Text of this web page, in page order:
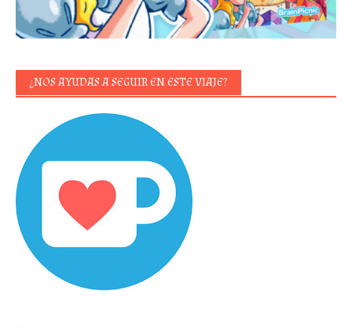
¿NOS AYUDAS A SEGUIR EN ESTE VIAJE?